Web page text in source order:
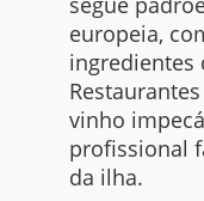
europeia,
ingredientes
vinho
profissional
da ilha.